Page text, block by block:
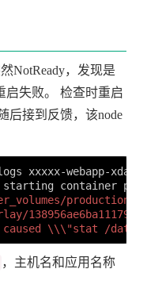
NotReady，发现是
启失败。 检查时重启
后接到反馈，该node
xxxxx-webapp-xdae
container
production/xxxx/
caused \\\"stat /data/
，主机名和应用名称